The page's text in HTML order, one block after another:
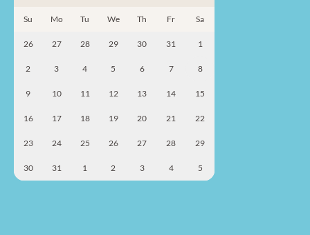
Su Mo Tu We Th Fr Sa
26 27 28 29 30 31 1
2 3 4 5 6 7 8
9 10 11 12 13 14 15
16 17 18 19 20 21 22
23 24 25 26 27 28 29
30 31 1 2 3 4 5